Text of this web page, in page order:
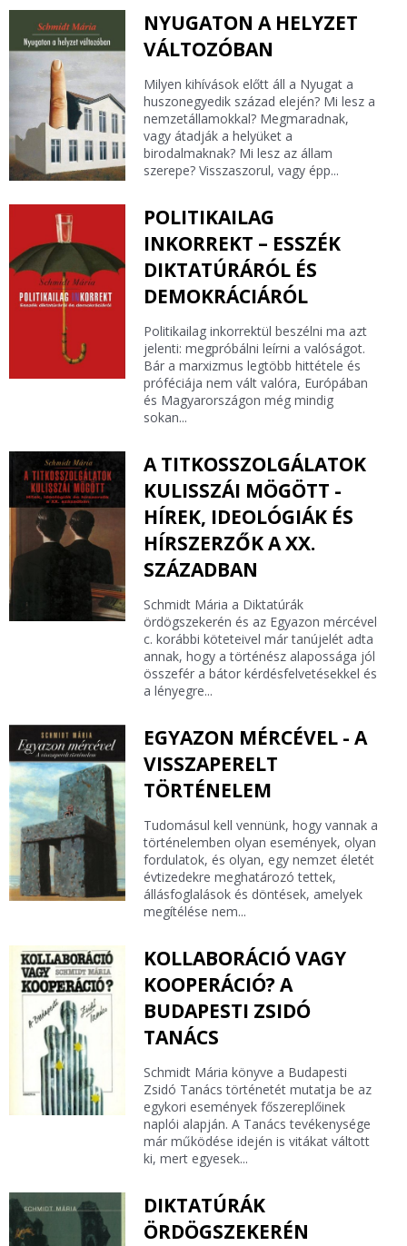
NYUGATON A HELYZET
VÁLTOZÓBAN
Milyen kihívások előtt áll a Nyugat a
huszonegyedik század elején? Mi lesz a
nemzetállamokkal? Megmaradnak,
vagy átadják a helyüket a
birodalmaknak? Mi lesz az állam
szerepe? Visszaszorul, vagy épp...
POLITIKAILAG
INKORREKT – ESSZÉK
DIKTATÚRÁRÓL ÉS
DEMOKRÁCIÁRÓL
Politikailag inkorrektül beszélni ma azt
jelenti: megpróbálni leírni a valóságot.
Bár a marxizmus legtöbb hittétele és
próféciája nem vált valóra, Európában
és Magyarországon még mindig
sokan...
A TITKOSSZOLGÁLATOK
KULISSZÁI MÖGÖTT -
HÍREK, IDEOLÓGIÁK ÉS
HÍRSZERZŐK A XX.
SZÁZADBAN
Schmidt Mária a Diktatúrák
ördögszekerén és az Egyazon mércével
c. korábbi köteteivel már tanújelét adta
annak, hogy a történész alapossága jól
összefér a bátor kérdésfelvetésekkel és
a lényegre...
EGYAZON MÉRCÉVEL - A
VISSZAPERELT
TÖRTÉNELEM
Tudomásul kell vennünk, hogy vannak a
történelemben olyan események, olyan
fordulatok, és olyan, egy nemzet életét
évtizedekre meghatározó tettek,
állásfoglalások és döntések, amelyek
megítélése nem...
KOLLABORÁCIÓ VAGY
KOOPERÁCIÓ? A
BUDAPESTI ZSIDÓ
TANÁCS
Schmidt Mária könyve a Budapesti
Zsidó Tanács történetét mutatja be az
egykori események főszereplőinek
naplói alapján. A Tanács tevékenysége
már működése idején is vitákat váltott
ki, mert egyesek...
DIKTATÚRÁK
ÖRDÖGSZEKERÉN